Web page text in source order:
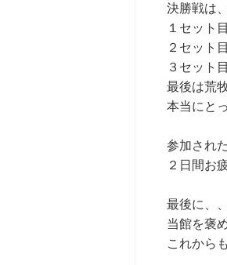
決勝戦は
１セット
２セット
３セット
最後は荒
本当にと
参加され
２日間お
最後に、、
当館を褒
これから